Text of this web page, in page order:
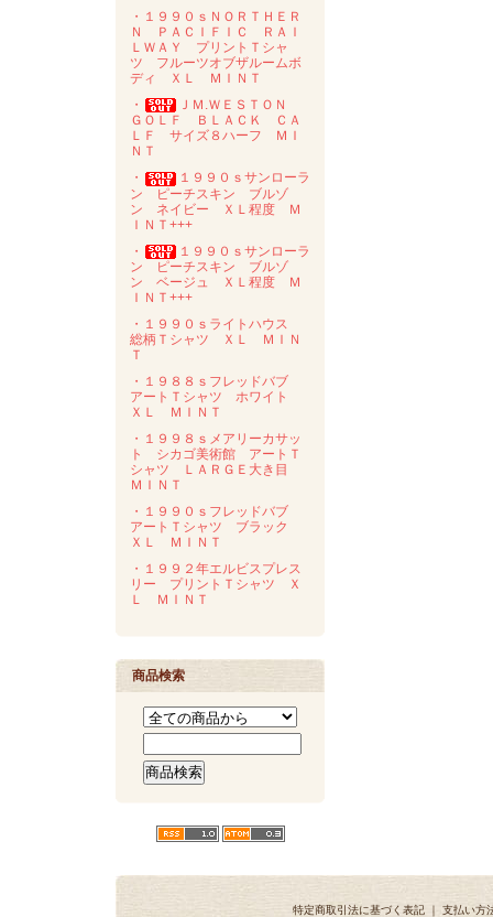
・１９９０ｓＮＯＲＴＨＥＲ
Ｎ ＰＡＣＩＦＩＣ ＲＡＩ
ＬＷＡＹ プリントＴシャ
ツ フルーツオブザルームボ
ディ ＸＬ ＭＩＮＴ
・
ＪＭ.ＷＥＳＴＯＮ
ＧＯＬＦ ＢＬＡＣＫ ＣＡ
ＬＦ サイズ８ハーフ ＭＩ
ＮＴ
・
１９９０ｓサンローラ
ン ピーチスキン ブルゾ
ン ネイビー ＸＬ程度 Ｍ
ＩＮＴ+++
・
１９９０ｓサンローラ
ン ピーチスキン ブルゾ
ン ベージュ ＸＬ程度 Ｍ
ＩＮＴ+++
・１９９０ｓライトハウス
総柄Ｔシャツ ＸＬ ＭＩＮ
Ｔ
・１９８８ｓフレッドバブ
アートＴシャツ ホワイト
ＸＬ ＭＩＮＴ
・１９９８ｓメアリーカサッ
ト シカゴ美術館 アートＴ
シャツ ＬＡＲＧＥ大き目
ＭＩＮＴ
・１９９０ｓフレッドバブ
アートＴシャツ ブラック
ＸＬ ＭＩＮＴ
・１９９２年エルビスプレス
リー プリントＴシャツ Ｘ
Ｌ ＭＩＮＴ
商品検索
特定商取引法に基づく表記 ｜ 支払い方